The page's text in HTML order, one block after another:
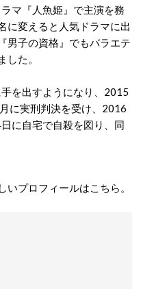
マ『人魚姫』で主演を務
に変えると人気ドラマに出
男子の資格』でもバラエテ
した。
を出すようになり、2015
に実刑判決を受け、2016
に自宅で自殺を図り、同
プロフィールはこちら。